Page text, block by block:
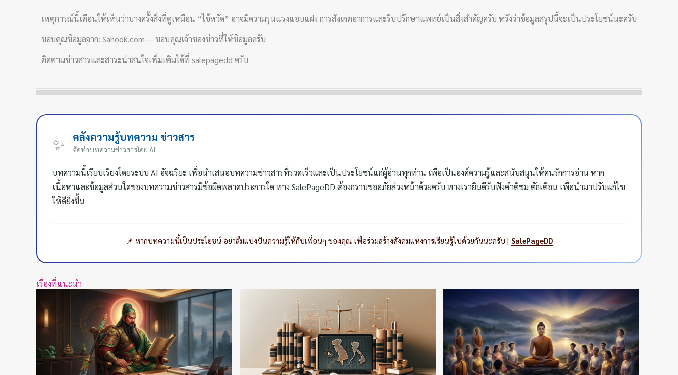
เหตุการณ์นี้เตือนให้เห็นว่าบางครั้งสิ่งที่ดูเหมือน “ไข้หวัด” อาจมีความรุนแรงแอบแฝง การสังเกตอาการและรีบปรึกษาแพทย์เป็นสิ่งสำคัญครับ หวังว่าข้อมูลสรุปนี้จะเป็นประโยชน์นะครับ
ขอบคุณข้อมูลจาก: Sanook.com — ขอบคุณเจ้าของข่าวที่ให้ข้อมูลครับ
ติดตามข่าวสารและสาระน่าสนใจเพิ่มเติมได้ที่ salepagedd ครับ
✨ คลังความรู้บทความ ข่าวสาร
จัดทำบทความข่าวสารโดย AI
บทความนี้เรียบเรียงโดยระบบ AI อัจฉริยะ เพื่อนำเสนอบทความข่าวสารที่รวดเร็วและเป็นประโยชน์แก่ผู้อ่านทุกท่าน เพื่อเป็นองค์ความรู้และสนับสนุนให้คนรักการอ่าน หาก
เนื้อหาและข้อมูลส่วนใดของบทความข่าวสารมีข้อผิดพลาดประการใด ทาง SalePageDD ต้องกราบขออภัยล่วงหน้าด้วยครับ ทางเรายินดีรับฟังคำติชม ตักเตือน เพื่อนำมาปรับแก้ไข
ให้ดียิ่งขึ้น
📌 หากบทความนี้เป็นประโยชน์ อย่าลืมแบ่งปันความรู้ให้กับเพื่อนๆ ของคุณ เพื่อร่วมสร้างสังคมแห่งการเรียนรู้ไปด้วยกันนะครับ | SalePageDD
เรื่องที่แนะนำ